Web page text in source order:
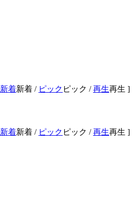
新着新着 / ピック ピック /再生再生 ]
新着新着 / ピック ピック /再生再生 ]